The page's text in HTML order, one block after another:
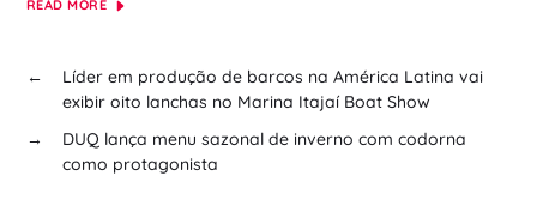
READ MORE
←
Líder em produção de barcos na América Latina vai
exibir oito lanchas no Marina Itajaí Boat Show
→
DUQ lança menu sazonal de inverno com codorna
como protagonista